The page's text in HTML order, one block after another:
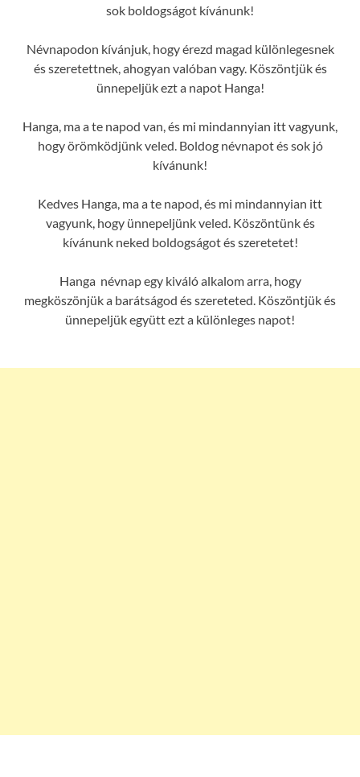
sok boldogságot kívánunk!
Névnapodon kívánjuk, hogy érezd magad különlegesnek
és szeretettnek, ahogyan valóban vagy. Köszöntjük és
ünnepeljük ezt a napot Hanga!
Hanga, ma a te napod van, és mi mindannyian itt vagyunk,
hogy örömködjünk veled. Boldog névnapot és sok jó
kívánunk!
Kedves Hanga, ma a te napod, és mi mindannyian itt
vagyunk, hogy ünnepeljünk veled. Köszöntünk és
kívánunk neked boldogságot és szeretetet!
Hanga névnap egy kiváló alkalom arra, hogy
megköszönjük a barátságod és szereteted. Köszöntjük és
ünnepeljük együtt ezt a különleges napot!